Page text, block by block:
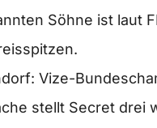
Söhne ist laut
Vize-
stellt Secret drei